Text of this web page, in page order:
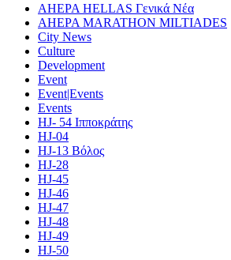
AHEPA HELLAS Γενικά Νέα
AHEPA MARATHON MILTIADES
City News
Culture
Development
Event
Event|Events
Events
HJ- 54 Ιπποκράτης
HJ-04
HJ-13 Βόλος
HJ-28
HJ-45
HJ-46
HJ-47
HJ-48
HJ-49
HJ-50